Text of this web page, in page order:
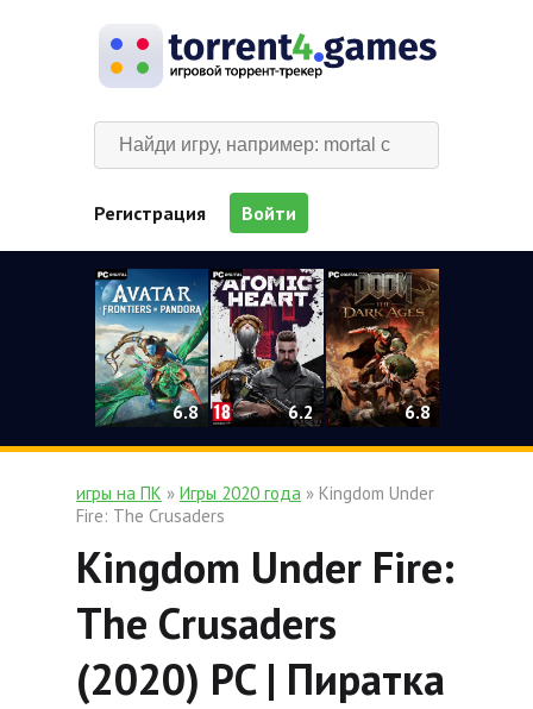
Регистрация Войти
6.8 6.2 6.8
игры на ПК » Игры 2020 года » Kingdom Under
Fire: The Crusaders
Kingdom Under Fire:
The Crusaders
(2020) PC | Пиратка